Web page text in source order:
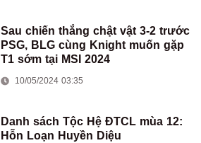
Sau chiến thắng chật vật 3-2 trước
PSG, BLG cùng Knight muốn gặp
T1 sớm tại MSI 2024
10/05/2024 03:35
Danh sách Tộc Hệ ĐTCL mùa 12:
Hỗn Loạn Huyền Diệu